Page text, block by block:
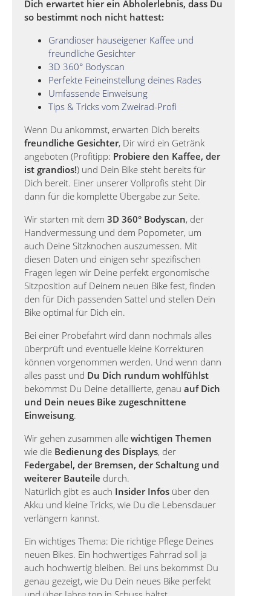
Dich erwartet hier ein Abholerlebnis, dass Du
so bestimmt noch nicht hattest:
Grandioser hauseigener Kaffee und
freundliche Gesichter
3D 360° Bodyscan
Perfekte Feineinstellung deines Rades
Umfassende Einweisung
Tips & Tricks vom Zweirad-Profi
Wenn Du ankommst, erwarten Dich bereits
freundliche Gesichter, Dir wird ein Getränk
angeboten (Profitipp: Probiere den Kaffee, der
ist grandios!) und Dein Bike steht bereits für
Dich bereit. Einer unserer Vollprofis steht Dir
dann für die komplette Übergabe zur Seite.
Wir starten mit dem 3D 360° Bodyscan, der
Handvermessung und dem Popometer, um
auch Deine Sitzknochen auszumessen. Mit
diesen Daten und einigen sehr spezifischen
Fragen legen wir Deine perfekt ergonomische
Sitzposition auf Deinem neuen Bike fest, finden
den für Dich passenden Sattel und stellen Dein
Bike optimal für Dich ein.
Bei einer Probefahrt wird dann nochmals alles
überprüft und eventuelle kleine Korrekturen
können vorgenommen werden. Und wenn dann
alles passt und Du Dich rundum wohlfühlst
bekommst Du Deine detaillierte, genau auf Dich
und Dein neues Bike zugeschnittene
Einweisung.
Wir gehen zusammen alle wichtigen Themen
wie die Bedienung des Displays, der
Federgabel, der Bremsen, der Schaltung und
weiterer Bauteile durch.
Natürlich gibt es auch Insider Infos über den
Akku und kleine Tricks, wie Du die Lebensdauer
verlängern kannst.
Ein wichtiges Thema: Die richtige Pflege Deines
neuen Bikes. Ein hochwertiges Fahrrad soll ja
auch hochwertig bleiben. Bei uns bekommst Du
genau gezeigt, wie Du Dein neues Bike perfekt